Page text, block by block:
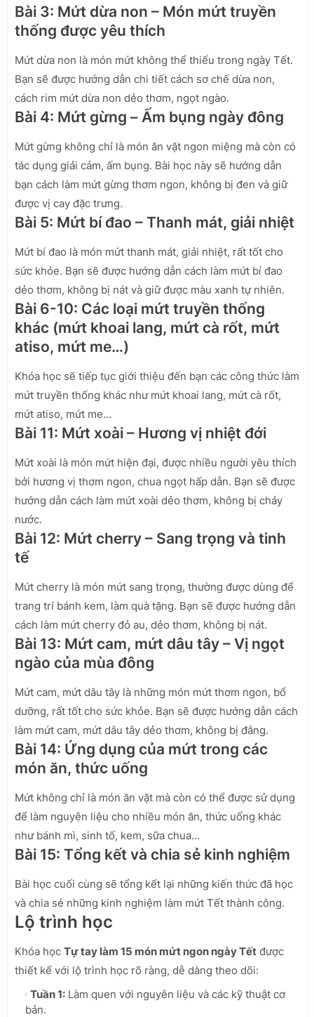
Bài 3: Mứt dừa non – Món mứt truyền
thống được yêu thích
Mứt dừa non là món mứt không thể thiếu trong ngày Tết.
Bạn sẽ được hướng dẫn chi tiết cách sơ chế dừa non,
cách rim mứt dừa non dẻo thơm, ngọt ngào.
Bài 4: Mứt gừng – Ấm bụng ngày đông
Mứt gừng không chỉ là món ăn vặt ngon miệng mà còn có
tác dụng giải cảm, ấm bụng. Bài học này sẽ hướng dẫn
bạn cách làm mứt gừng thơm ngon, không bị đen và giữ
được vị cay đặc trưng.
Bài 5: Mứt bí đao – Thanh mát, giải nhiệt
Mứt bí đao là món mứt thanh mát, giải nhiệt, rất tốt cho
sức khỏe. Bạn sẽ được hướng dẫn cách làm mứt bí đao
dẻo thơm, không bị nát và giữ được màu xanh tự nhiên.
Bài 6-10: Các loại mứt truyền thống
khác (mứt khoai lang, mứt cà rốt, mứt
atiso, mứt me…)
Khóa học sẽ tiếp tục giới thiệu đến bạn các công thức làm
mứt truyền thống khác như mứt khoai lang, mứt cà rốt,
mứt atiso, mứt me…
Bài 11: Mứt xoài – Hương vị nhiệt đới
Mứt xoài là món mứt hiện đại, được nhiều người yêu thích
bởi hương vị thơm ngon, chua ngọt hấp dẫn. Bạn sẽ được
hướng dẫn cách làm mứt xoài dẻo thơm, không bị chảy
nước.
Bài 12: Mứt cherry – Sang trọng và tinh
tế
Mứt cherry là món mứt sang trọng, thường được dùng để
trang trí bánh kem, làm quà tặng. Bạn sẽ được hướng dẫn
cách làm mứt cherry đỏ au, dẻo thơm, không bị nát.
Bài 13: Mứt cam, mứt dâu tây – Vị ngọt
ngào của mùa đông
Mứt cam, mứt dâu tây là những món mứt thơm ngon, bổ
dưỡng, rất tốt cho sức khỏe. Bạn sẽ được hướng dẫn cách
làm mứt cam, mứt dâu tây dẻo thơm, không bị đắng.
Bài 14: Ứng dụng của mứt trong các
món ăn, thức uống
Mứt không chỉ là món ăn vặt mà còn có thể được sử dụng
để làm nguyên liệu cho nhiều món ăn, thức uống khác
như bánh mì, sinh tố, kem, sữa chua…
Bài 15: Tổng kết và chia sẻ kinh nghiệm
Bài học cuối cùng sẽ tổng kết lại những kiến thức đã học
và chia sẻ những kinh nghiệm làm mứt Tết thành công.
Lộ trình học
Khóa học Tự tay làm 15 món mứt ngon ngày Tết được
thiết kế với lộ trình học rõ ràng, dễ dàng theo dõi:
Tuần 1: Làm quen với nguyên liệu và các kỹ thuật cơ
bản.